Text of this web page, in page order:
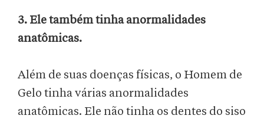
3. Ele também tinha anormalidades
anatômicas.
Além de suas doenças físicas, o Homem de
Gelo tinha várias anormalidades
anatômicas. Ele não tinha os dentes do siso